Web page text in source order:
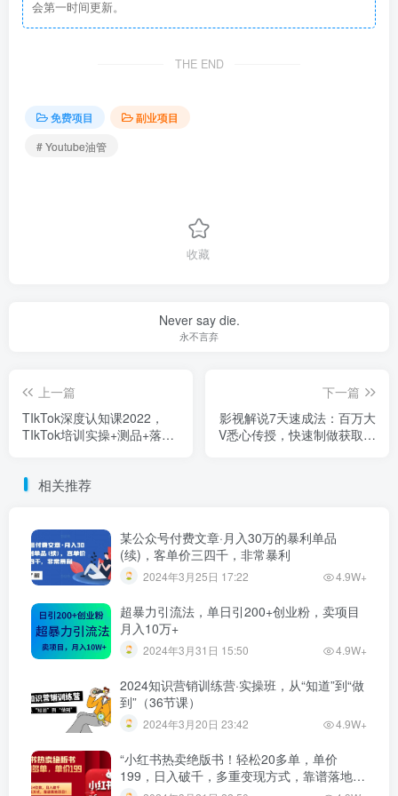
会第一时间更新。
THE END
免费项目
副业项目
# Youtube油管
收藏
Never say die.
永不言弃
上一篇
TIkTok深度认知课2022，
TIkTok培训实操+测品+落地
下一篇
影视解说7天速成法：百万大
V悉心传授，快速制做获取流
相关推荐
某公众号付费文章·月入30万的暴利单品
(续)，客单价三四千，非常暴利
2024年3月25日 17:22 4.9W+
超暴力引流法，单日引200+创业粉，卖项目
月入10万+
2024年3月31日 15:50 4.9W+
2024知识营销训练营·实操班，从“知道”到“做
到”（36节课）
2024年3月20日 23:42 4.9W+
“小红书热卖绝版书！轻松20多单，单价
199，日入破千，多重变现方式，靠谱落地项
目！”